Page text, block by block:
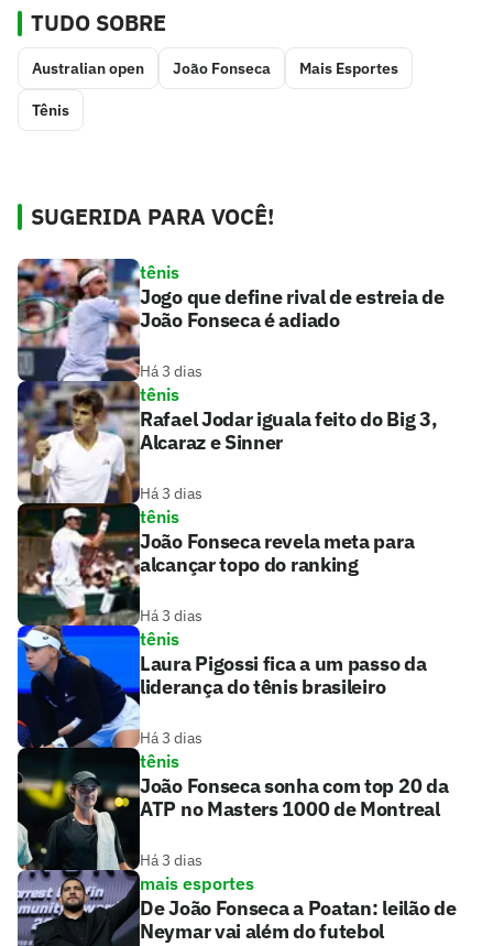
TUDO SOBRE
Australian open João Fonseca Mais Esportes
Tênis
SUGERIDA PARA VOCÊ!
tênis
Jogo que define rival de estreia de
João Fonseca é adiado
Há 3 dias
tênis
Rafael Jodar iguala feito do Big 3,
Alcaraz e Sinner
Há 3 dias
tênis
João Fonseca revela meta para
alcançar topo do ranking
Há 3 dias
tênis
Laura Pigossi fica a um passo da
liderança do tênis brasileiro
Há 3 dias
tênis
João Fonseca sonha com top 20 da
ATP no Masters 1000 de Montreal
Há 3 dias
mais esportes
De João Fonseca a Poatan: leilão de
Neymar vai além do futebol